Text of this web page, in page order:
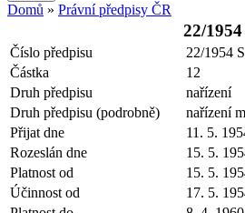
Domů » Právní předpisy ČR
22/
Číslo předpisu
22/1954
Částka
12
Druh předpisu
nařízení
Druh předpisu (podrobně)
nařízení
Přijat dne
11. 5.
Rozeslán dne
15. 5.
Platnost od
15. 5.
Účinnost od
17. 5.